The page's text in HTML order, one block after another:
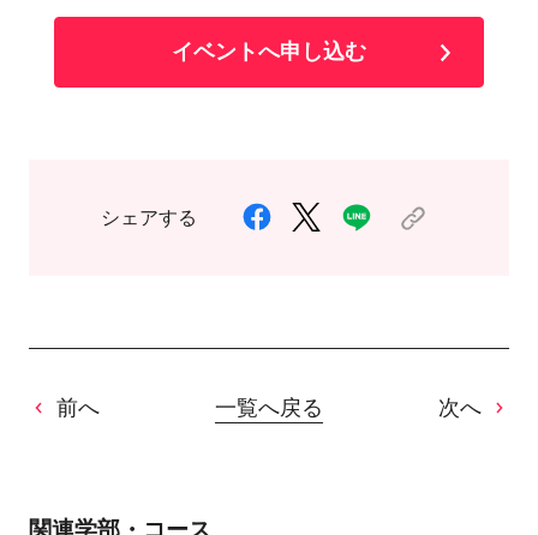
イベントへ申し込む
シェアする
前へ 一覧へ戻る 次へ
関連学部・コース